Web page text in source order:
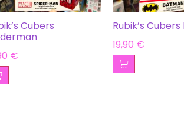
Cubers
€
Rubik’s
19,90 €